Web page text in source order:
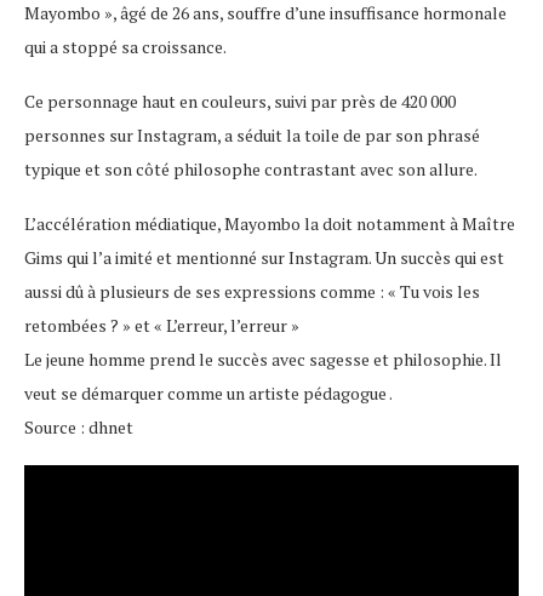
Mayombo », âgé de 26 ans, souffre d’une insuffisance hormonale
qui a stoppé sa croissance.
Ce personnage haut en couleurs, suivi par près de 420 000
personnes sur Instagram, a séduit la toile de par son phrasé
typique et son côté philosophe contrastant avec son allure.
L’accélération médiatique, Mayombo la doit notamment à Maître
Gims qui l’a imité et mentionné sur Instagram. Un succès qui est
aussi dû à plusieurs de ses expressions comme : « Tu vois les
retombées ? » et « L’erreur, l’erreur »
Le jeune homme prend le succès avec sagesse et philosophie. Il
veut se démarquer comme un artiste pédagogue .
Source : dhnet